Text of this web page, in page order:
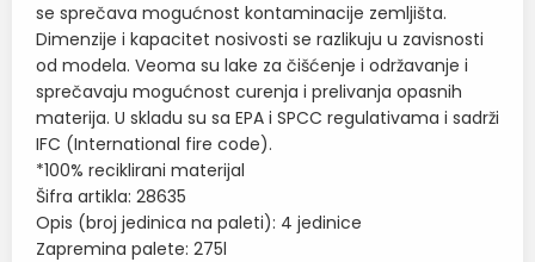
se sprečava mogućnost kontaminacije zemljišta.
Dimenzije i kapacitet nosivosti se razlikuju u zavisnosti
od modela. Veoma su lake za čišćenje i održavanje i
sprečavaju mogućnost curenja i prelivanja opasnih
materija. U skladu su sa EPA i SPCC regulativama i sadrži
IFC (International fire code).
*100% reciklirani materijal
Šifra artikla: 28635
Opis (broj jedinica na paleti): 4 jedinice
Zapremina palete: 275l